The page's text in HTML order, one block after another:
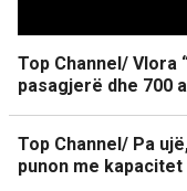
Top Channel/ Vlora
pasagjerë dhe 700
Top Channel/ Pa
punon me